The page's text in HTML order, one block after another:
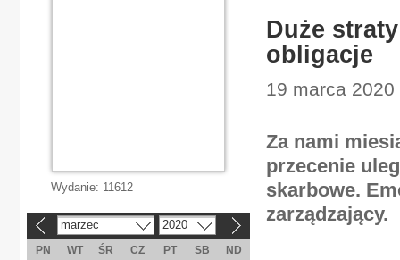
Duże
obligacje
19 marca 2020
Za nami
przecenie
skarbowe.
zarządzający.
Wydanie: 11612
marzec 2020
PN WT ŚR CZ PT SB
ND